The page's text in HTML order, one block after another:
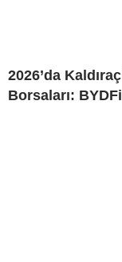
2026’da
Borsaları: